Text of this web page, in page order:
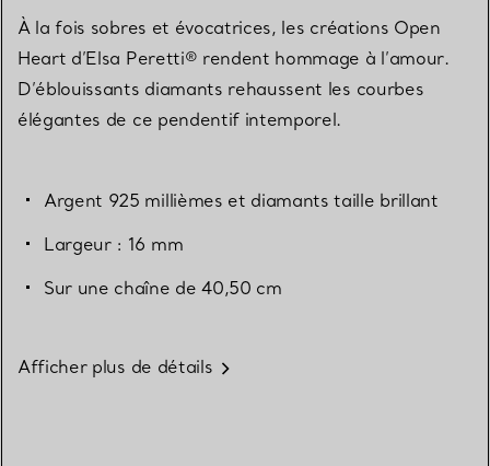
À la fois sobres et évocatrices, les créations Open
Heart d’Elsa Peretti® rendent hommage à l’amour.
D’éblouissants diamants rehaussent les courbes
élégantes de ce pendentif intemporel.
Argent 925 millièmes et diamants taille brillant
Largeur : 16 mm
Sur une chaîne de 40,50 cm
Afficher plus de détails